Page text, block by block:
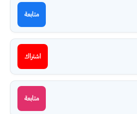
متابعة
اشتراك
متابعة